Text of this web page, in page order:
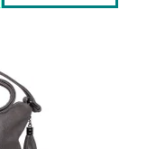
dlouhý popruh,
to vše je